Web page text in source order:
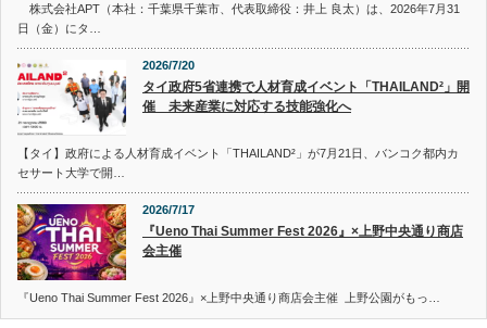
株式会社APT（本社：千葉県千葉市、代表取締役：井上 良太）は、2026年7月31
日（金）にタ…
2026/7/20
タイ政府5省連携で人材育成イベント「THAILAND²」開
催 未来産業に対応する技能強化へ
【タイ】政府による人材育成イベント「THAILAND²」が7月21日、バンコク都内カ
セサート大学で開…
2026/7/17
『Ueno Thai Summer Fest 2026』×上野中央通り商店
会主催
『Ueno Thai Summer Fest 2026』×上野中央通り商店会主催 上野公園がもっ…